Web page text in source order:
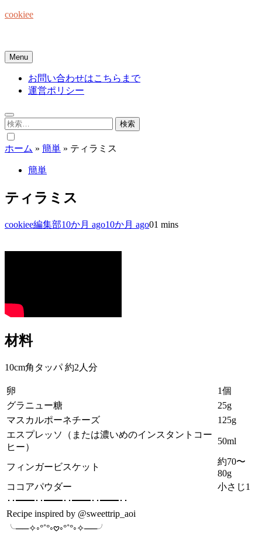
Skip
cookiee
Menu
お問い合わせはこちらまで
運営ポリシー
検
索:
ホーム » 簡単 » ティラミス
簡単
ティラミス
cookiee編集部10か月 ago10か月 ago01 mins
材料
10cm角タッパ 約2人分
卵
1個
グラニュー糖
25g
マスカルポーネチーズ
125g
エスプレッソ（または濃いめのインスタントコー
ヒー）
50ml
フィンガービスケット
約70〜
80g
ココアパウダー
小さじ1
･･━━･･━━･･━━･･━━･･
Recipe inspired by @sweettrip_aoi
╰──✧◦°˚°◦𖹭◦°˚°◦✧──╯